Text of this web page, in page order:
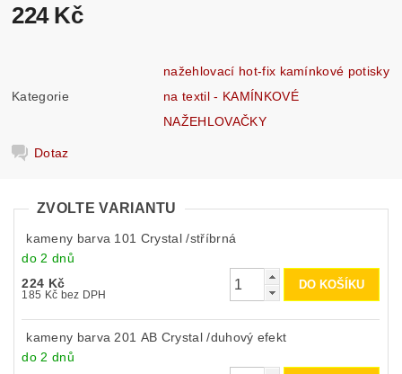
224 Kč
Kategorie
nažehlovací hot-fix kamínkové potisky
na textil - KAMÍNKOVÉ
NAŽEHLOVAČKY
Dotaz
ZVOLTE VARIANTU
kameny barva 101 Crystal /stříbrná
do 2 dnů
224 Kč
185 Kč bez DPH
kameny barva 201 AB Crystal /duhový efekt
do 2 dnů